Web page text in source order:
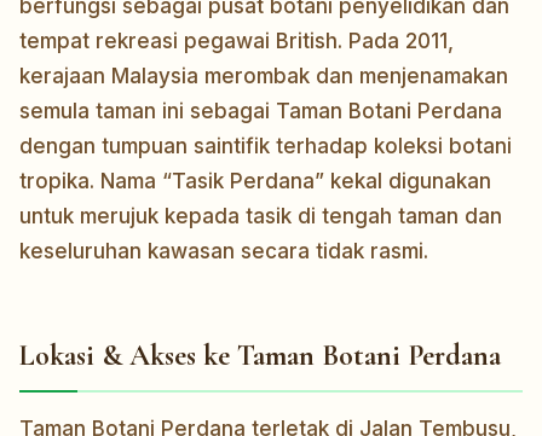
berfungsi sebagai pusat botani penyelidikan dan
tempat rekreasi pegawai British. Pada 2011,
kerajaan Malaysia merombak dan menjenamakan
semula taman ini sebagai Taman Botani Perdana
dengan tumpuan saintifik terhadap koleksi botani
tropika. Nama “Tasik Perdana” kekal digunakan
untuk merujuk kepada tasik di tengah taman dan
keseluruhan kawasan secara tidak rasmi.
Lokasi & Akses ke Taman Botani Perdana
Taman Botani Perdana terletak di Jalan Tembusu,